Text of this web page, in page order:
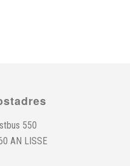
550
AN LISSE